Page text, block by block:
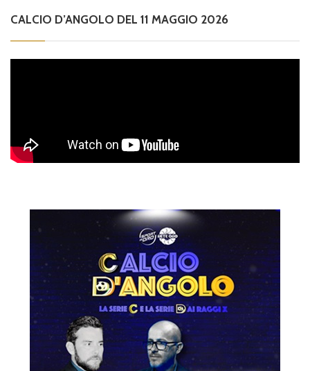
CALCIO D’ANGOLO DEL 11 MAGGIO 2026